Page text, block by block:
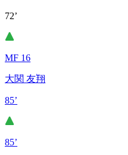
72’
MF 16
大関 友翔
85’
85’